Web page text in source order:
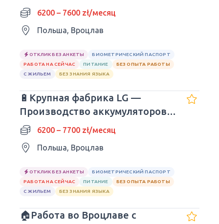
6200 – 7600 zł/месяц
Польша, Вроцлав
ОТКЛИК БЕЗ АНКЕТЫ
БИОМЕТРИЧЕСКИЙ ПАСПОРТ
РАБОТА НА СЕЙЧАС
ПИТАНИЕ
БЕЗ ОПЫТА РАБОТЫ
С ЖИЛЬЕМ
БЕЗ ЗНАНИЯ ЯЗЫКА
🔋Крупная фабрика LG —
Производство аккумуляторов
для машин!
6200 – 7700 zł/месяц
Польша, Вроцлав
ОТКЛИК БЕЗ АНКЕТЫ
БИОМЕТРИЧЕСКИЙ ПАСПОРТ
РАБОТА НА СЕЙЧАС
ПИТАНИЕ
БЕЗ ОПЫТА РАБОТЫ
С ЖИЛЬЕМ
БЕЗ ЗНАНИЯ ЯЗЫКА
🏠Работа во Вроцлаве с